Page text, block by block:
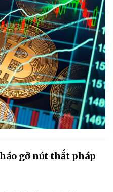
gỡ nút thắt pháp